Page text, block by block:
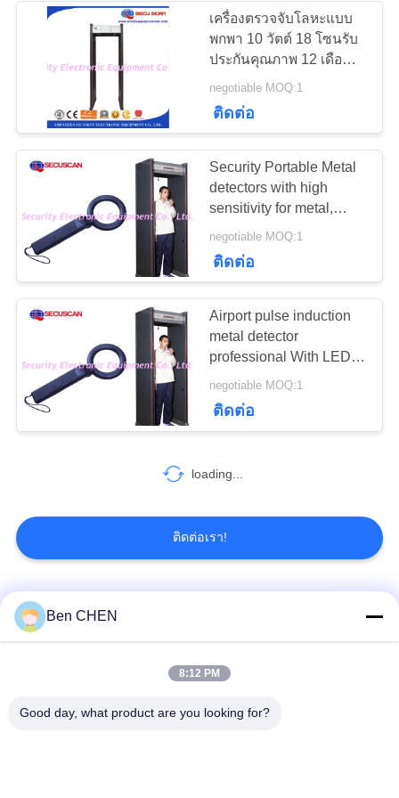
PRIVACY
POLICY
อุปกรณ์ความ
ปลอดภัยทางถนน
26
Bottle Liquid
Scanner
Metal Detector Gate
81
Portable Metal
20
เครื่องตรวจจับโลหะแบบ
พกพา 10 วัตต์ 18 โซนรับ
ประกันคุณภาพ 12 เดือน
negotiable MOQ:1
ติดต่อ
Security Portable Metal
detectors with high
sensitivity for metal,
weapon detection
negotiable MOQ:1
ติดต่อ
Airport pulse induction
metal detector
professional With LED
Light
negotiable MOQ:1
ติดต่อ
loading...
ติดต่อเรา!
หมวดหมู่ยอดนิยม
Baggage And Parcel
Ben CHEN
8:12 PM
Good day, what product are you looking for?